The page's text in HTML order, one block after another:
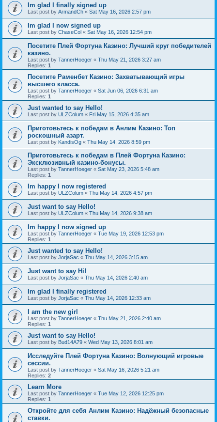
Im glad I finally signed up
Last post by ArmandCh « Sat May 16, 2026 2:57 pm
Im glad I now signed up
Last post by ChaseCol « Sat May 16, 2026 12:54 pm
Посетите Плей Фортуна Казино: Лучший круг победителей
казино.
Last post by TannerHoeger « Thu May 21, 2026 3:27 am
Replies: 1
Посетите Раменбет Казино: Захватывающий игры
высшего класса.
Last post by TannerHoeger « Sat Jun 06, 2026 6:31 am
Replies: 1
Just wanted to say Hello!
Last post by ULZColum « Fri May 15, 2026 4:35 am
Приготовьтесь к победам в Анлим Казино: Топ
роскошный азарт.
Last post by KandisOg « Thu May 14, 2026 8:59 pm
Приготовьтесь к победам в Плей Фортуна Казино:
Эксклюзивный казино-бонусы.
Last post by TannerHoeger « Sat May 23, 2026 5:48 am
Replies: 1
Im happy I now registered
Last post by ULZColum « Thu May 14, 2026 4:57 pm
Just want to say Hello!
Last post by ULZColum « Thu May 14, 2026 9:38 am
Im happy I now signed up
Last post by TannerHoeger « Tue May 19, 2026 12:53 pm
Replies: 1
Just wanted to say Hello!
Last post by JorjaSac « Thu May 14, 2026 3:15 am
Just want to say Hi!
Last post by JorjaSac « Thu May 14, 2026 2:40 am
Im glad I finally registered
Last post by JorjaSac « Thu May 14, 2026 12:33 am
I am the new girl
Last post by TannerHoeger « Thu May 21, 2026 2:40 am
Replies: 1
Just want to say Hello!
Last post by Bud14A79 « Wed May 13, 2026 8:01 am
Исследуйте Плей Фортуна Казино: Волнующий игровые
сессии.
Last post by TannerHoeger « Sat May 16, 2026 5:21 am
Replies: 2
Learn More
Last post by TannerHoeger « Tue May 12, 2026 12:25 pm
Replies: 1
Откройте для себя Анлим Казино: Надёжный безопасные
ставки.